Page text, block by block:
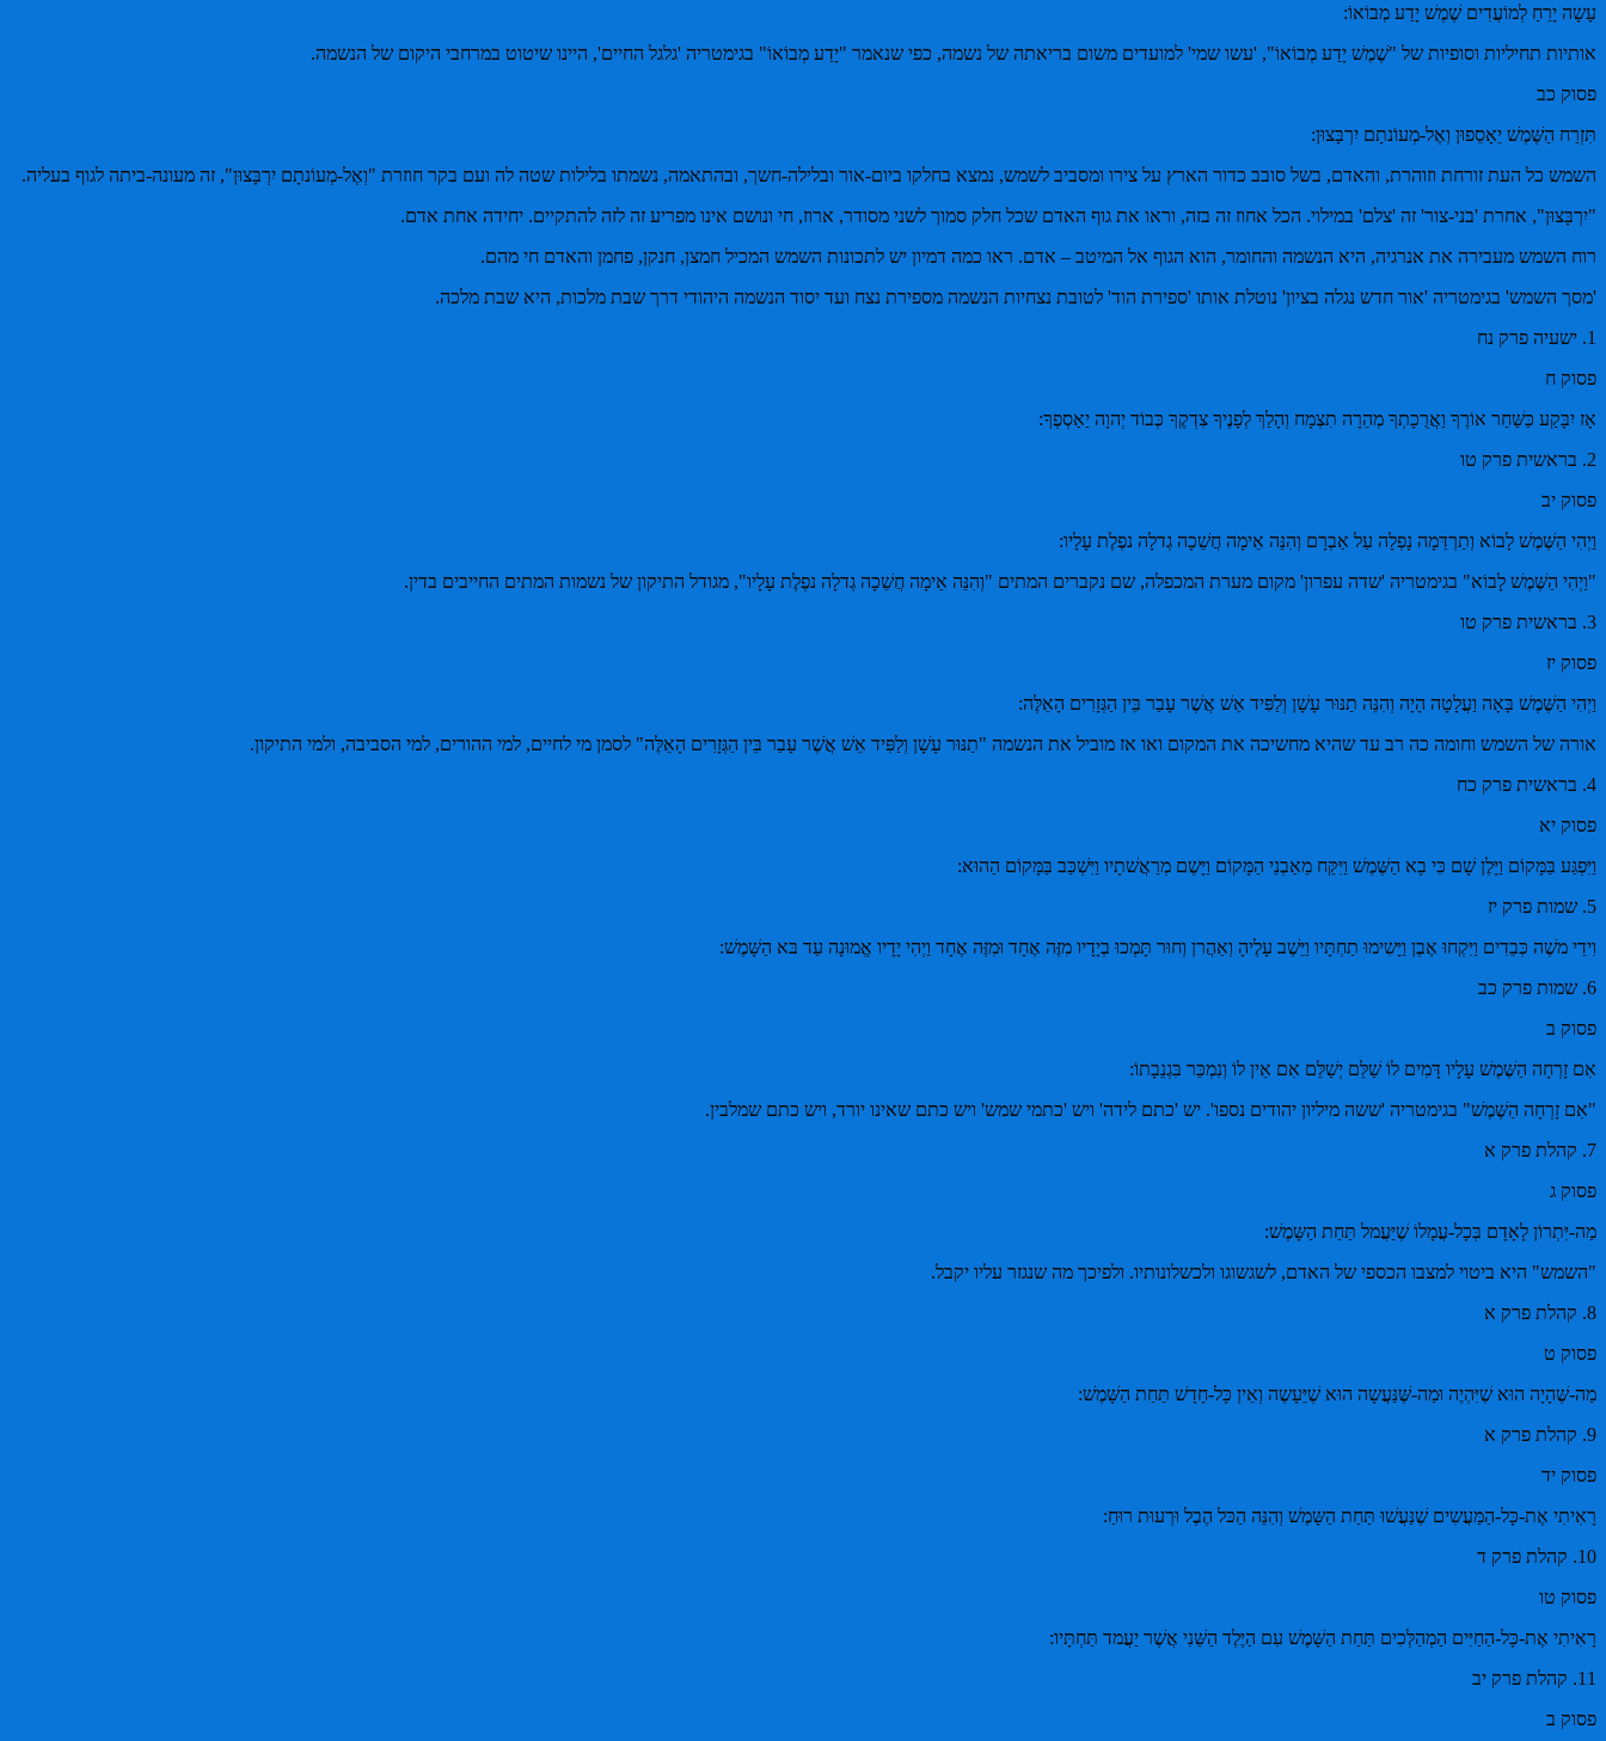
עָשָה יָרֵחַ לְמוֹעֲדִים שֶׁמֶשׁ יָדַע מְבוֹאוֹ:
אותיות תחיליות וסופיות של "שֶׁמֶשׁ יָדַע מְבוֹאוֹ", 'עשו שמי' למועדים משום בריאתה של נשמה, כפי שנאמר "יָדַע מְבוֹאוֹ" בגימטריה 'גלגל החיים', היינו שיטוט במרחבי היקום של הנשמה.
פסוק כב
תִּזְרַח הַשֶּׁמֶשׁ יֵאָסֵפוּן וְאֶל-מְעוֹנתָם יִרְבָּצוּן:
השמש כל העת זורחת וזוהרת, והאדם, בשל סובב כדור הארץ על צירו ומסביב לשמש, נמצא בחלקו ביום-אור ובלילה-חשך, ובהתאמה, נשמתו בלילות שטה לה ועם בקר חוזרת "וְאֶל-מְעוֹנתָם יִרְבָּצוּן", זה מעונה-ביתה לגוף בעליה.
"יִרְבָּצוּן", אחרת 'בני-צור' זה 'צלם' במילוי. הכל אחוז זה בזה, וראו את גוף האדם שכל חלק סמוך לשני מסודר, ארוז, חי ונושם אינו מפריע זה לזה להתקיים. יחידה אחת אדם.
רוח השמש מעבירה את אנרגיה, היא הנשמה והחומר, הוא הגוף אל המיטב – אדם. ראו כמה דמיון יש לתכונות השמש המכיל חמצן, חנקן, פחמן והאדם חי מהם.
'מסך השמש' בגימטריה 'אור חדש נגלה בציון' נוטלת אותו 'ספירת הוד' לטובת נצחיות הנשמה מספירת נצח ועד יסוד הנשמה היהודי דרך שבת מלכות, היא שבת מלכה.
1. ישעיה פרק נח
פסוק ח
אָז יִבָּקַע כַּשַּׁחַר אוֹרֶךָ וַאֲרֻכָתְךָ מְהֵרָה תִצְמָח וְהָלַךְ לְפָנֶיךָ צִדְקֶךָ כְּבוֹד יְהוָה יַאַסְפֶךָ:
2. בראשית פרק טו
פסוק יב
וַיְהִי הַשֶּׁמֶשׁ לָבוֹא וְתַרְדֵּמָה נָפְלָה עַל אַבְרָם וְהִנֵּה אֵימָה חֲשֵׁכָה גְדלָה נפֶלֶת עָלָיו:
"וַיְהִי הַשֶּׁמֶשׁ לָבוֹא" בגימטריה 'שדה עפרון' מקום מערת המכפלה, שם נקברים המתים "וְהִנֵּה אֵימָה חֲשֵׁכָה גְדלָה נפֶלֶת עָלָיו", מגודל התיקון של נשמות המתים החייבים בדין.
3. בראשית פרק טו
פסוק יז
וַיְהִי הַשֶּׁמֶשׁ בָּאָה וַעֲלָטָה הָיָה וְהִנֵּה תַנּוּר עָשָׁן וְלַפִּיד אֵשׁ אֲשֶׁר עָבַר בֵּין הַגְּזָרִים הָאֵלֶּה:
אורה של השמש וחומה כה רב עד שהיא מחשיכה את המקום ואו אז מוביל את הנשמה "תַנּוּר עָשָׁן וְלַפִּיד אֵשׁ אֲשֶׁר עָבַר בֵּין הַגְּזָרִים הָאֵלֶּה" לסמן מי לחיים, למי ההורים, למי הסביבה, ולמי התיקון.
4. בראשית פרק כח
פסוק יא
וַיִּפְגַּע בַּמָּקוֹם וַיָּלֶן שָׁם כִּי בָא הַשֶּׁמֶשׁ וַיִּקַּח מֵאַבְנֵי הַמָּקוֹם וַיָּשֶם מְרַאֲשׁתָיו וַיִּשְׁכַּב בַּמָּקוֹם הַהוּא:
5. שמות פרק יז
וִידֵי משֶׁה כְּבֵדִים וַיִּקְחוּ אֶבֶן וַיָּשִימוּ תַחְתָּיו וַיֵּשֶׁב עָלֶיהָ וְאַהֲרן וְחוּר תָּמְכוּ בְיָדָיו מִזֶּה אֶחָד וּמִזֶּה אֶחָד וַיְהִי יָדָיו אֱמוּנָה עַד בּא הַשָּׁמֶשׁ:
6. שמות פרק כב
פסוק ב
אִם זָרְחָה הַשֶּׁמֶשׁ עָלָיו דָּמִים לוֹ שַׁלֵּם יְשַׁלֵּם אִם אֵין לוֹ וְנִמְכַּר בִּגְנֵבָתוֹ:
"אִם זָרְחָה הַשֶּׁמֶשׁ" בגימטריה 'ששה מיליון יהודים נספו'. יש 'כתם לידה' ויש 'כתמי שמש' ויש כתם שאינו יורד, ויש כתם שמלבין.
7. קהלת פרק א
פסוק ג
מַה-יִּתְרוֹן לָאָדָם בְּכָל-עֲמָלוֹ שֶׁיַּעֲמל תַּחַת הַשָּמֶשׁ:
"השמש" היא ביטוי למצבו הכספי של האדם, לשגשוגו ולכשלונותיו. ולפיכך מה שנגזר עליו יקבל.
8. קהלת פרק א
פסוק ט
מַה-שֶּׁהָיָה הוּא שֶׁיִּהְיֶה וּמַה-שֶּׁנַּעֲשָה הוּא שֶׁיֵּעָשֶה וְאֵין כָּל-חָדָשׁ תַּחַת הַשָּׁמֶשׁ:
9. קהלת פרק א
פסוק יד
רָאִיתִי אֶת-כָּל-הַמַּעֲשִים שֶׁנַּעֲשׁוּ תַּחַת הַשָּמֶשׁ וְהִנֵּה הַכּל הֶבֶל וּרְעוּת רוּחַ:
10. קהלת פרק ד
פסוק טו
רָאִיתִי אֶת-כָּל-הַחַיִּים הַמְהַלְּכִים תַּחַת הַשָּׁמֶשׁ עִם הַיֶּלֶד הַשֵּׁנִי אֲשֶׁר יַעֲמד תַּחְתָּיו:
11. קהלת פרק יב
פסוק ב